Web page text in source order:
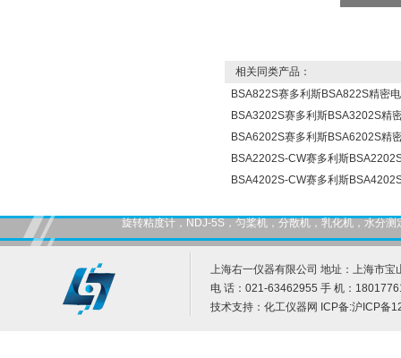
相关同类产品：
BSA822S赛多利斯BSA822S精密
BSA3202S赛多利斯BSA3202S精
BSA6202S赛多利斯BSA6202S精
BSA2202S-CW赛多利斯
BSA4202S-CW赛多利斯
旋转粘度计，NDJ-5S，匀桨机，分散机，乳化机，水分
上海右一仪器有限公司 地址：上海市宝
电 话：021-63462955 手 机：
技术支持： 化工仪器网 ICP备:沪ICP备